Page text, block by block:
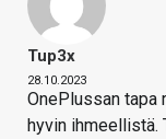
Tup3x
28.10.2023
OnePlussan tapa
hyvin ihmeellistä.